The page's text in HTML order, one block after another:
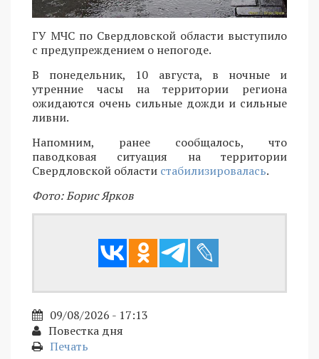
ГУ МЧС по Свердловской области выступило
с предупреждением о непогоде.
В понедельник, 10 августа, в ночные и
утренние часы на территории региона
ожидаются очень сильные дожди и сильные
ливни.
Напомним, ранее сообщалось, что
паводковая ситуация на территории
Свердловской области стабилизировалась.
Фото: Борис Ярков
09/08/2026 - 17:13
Повестка дня
Печать